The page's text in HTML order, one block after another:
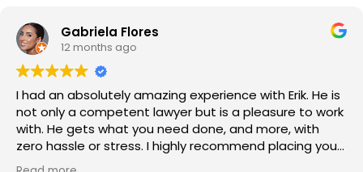
Erik. He is
to work
more, with
Erik did a great job! Was easy to work with and very
thorough. Highly recommend!